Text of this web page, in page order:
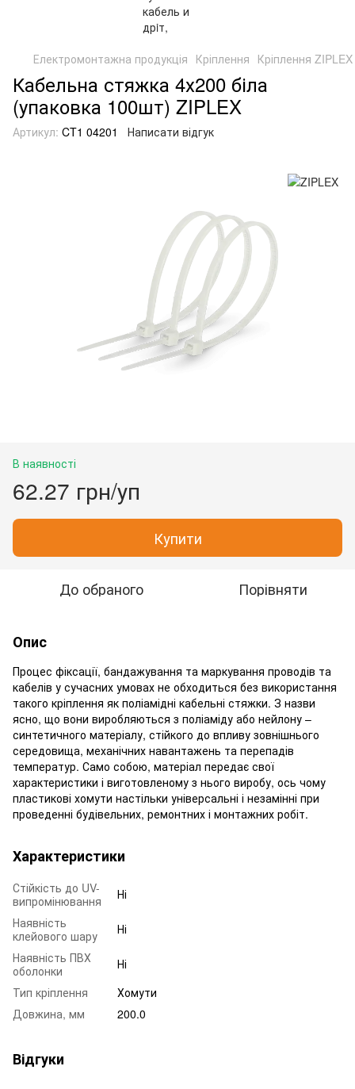
Електромонтажна продукція Кріплення Кріплення ZIPLEX
Кабельна стяжка 4х200 біла
(упаковка 100шт) ZIPLEX
Артикул: CT1 04201 Написати відгук
В наявності
62.27 грн/уп
Купити
До обраного Порівняти
Опис
Процес фіксації, бандажування та маркування проводів та
кабелів у сучасних умовах не обходиться без використання
такого кріплення як поліамідні кабельні стяжки. З назви
ясно, що вони виробляються з поліаміду або нейлону –
синтетичного матеріалу, стійкого до впливу зовнішнього
середовища, механічних навантажень та перепадів
температур. Само собою, матеріал передає свої
характеристики і виготовленому з нього виробу, ось чому
пластикові хомути настільки універсальні і незамінні при
проведенні будівельних, ремонтних і монтажних робіт.
Характеристики
Стійкість до UV-
випромінювання
Ні
Наявність
клейового шару
Ні
Наявність ПВХ
оболонки
Ні
Тип кріплення
Хомути
Довжина, мм
200.0
Відгуки